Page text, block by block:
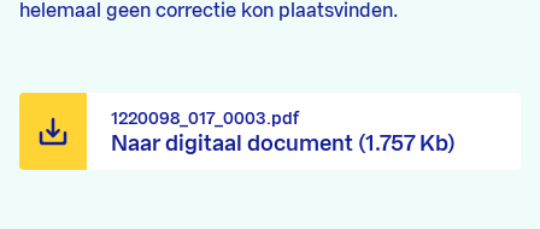
helemaal geen correctie kon plaatsvinden.
Naar digitaal document (1.757 Kb)
1220098_017_0003.pdf